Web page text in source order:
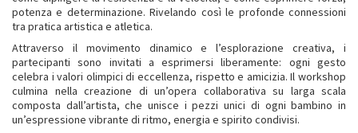
potenza e determinazione. Rivelando così le profonde connessioni
tra pratica artistica e atletica.
Attraverso il movimento dinamico e l’esplorazione creativa, i
partecipanti sono invitati a esprimersi liberamente: ogni gesto
celebra i valori olimpici di eccellenza, rispetto e amicizia. Il workshop
culmina nella creazione di un’opera collaborativa su larga scala
composta dall’artista, che unisce i pezzi unici di ogni bambino in
un’espressione vibrante di ritmo, energia e spirito condivisi.